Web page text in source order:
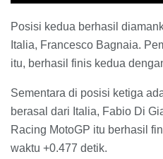
Posisi kedua berhasil
Italia, Francesco Bagnaia.
itu, berhasil finis kedua
Sementara di posisi ketiga
berasal dari Italia, Fabio Di
Racing MotoGP itu berhasil
waktu +0.477 detik.